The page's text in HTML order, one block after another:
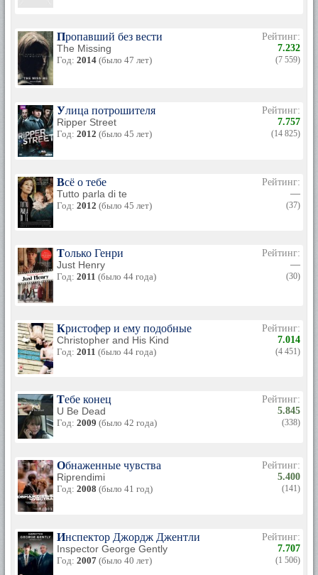
Пропавший без вести
The Missing
Год: 2014 (было 47 лет)
Рейтинг:
7.232
(7 559)
Улица потрошителя
Ripper Street
Год: 2012 (было 45 лет)
Рейтинг:
7.757
(14 825)
Всё о тебе
Tutto parla di te
Год: 2012 (было 45 лет)
Рейтинг:
—
(37)
Только Генри
Just Henry
Год: 2011 (было 44 года)
Рейтинг:
—
(30)
Кристофер и ему подобные
Christopher and His Kind
Год: 2011 (было 44 года)
Рейтинг:
7.014
(4 451)
Тебе конец
U Be Dead
Год: 2009 (было 42 года)
Рейтинг:
5.845
(338)
Обнаженные чувства
Riprendimi
Год: 2008 (было 41 год)
Рейтинг:
5.400
(141)
Инспектор Джордж Джентли
Inspector George Gently
Год: 2007 (было 40 лет)
Рейтинг:
7.707
(1 506)